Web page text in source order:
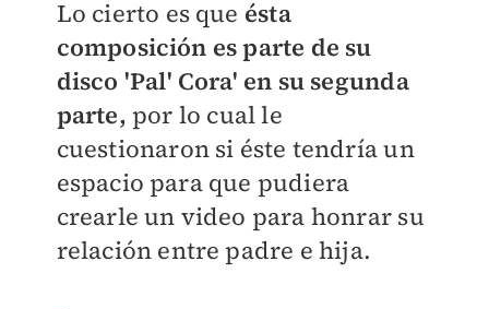
Lo cierto es que ésta
composición es parte de su
disco 'Pal' Cora' en su segunda
parte, por lo cual le
cuestionaron si éste tendría un
espacio para que pudiera
crearle un video para honrar su
relación entre padre e hija.